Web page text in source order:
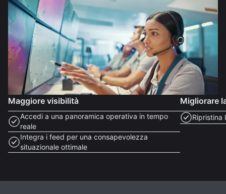
Maggiore visibilità
Accedi a una panoramica operativa in tempo
reale
Integra i feed per una consapevolezza
situazionale ottimale
Migliorare
Ripristina